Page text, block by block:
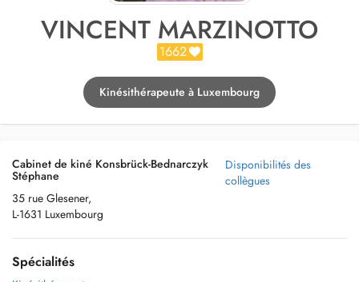
VINCENT MARZINOTTO
1662
Kinésithérapeute à Luxembourg
Cabinet de kiné Konsbrück-Bednarczyk
Stéphane
35 rue Glesener,
L-1631 Luxembourg
Disponibilités des
collègues
Spécialités